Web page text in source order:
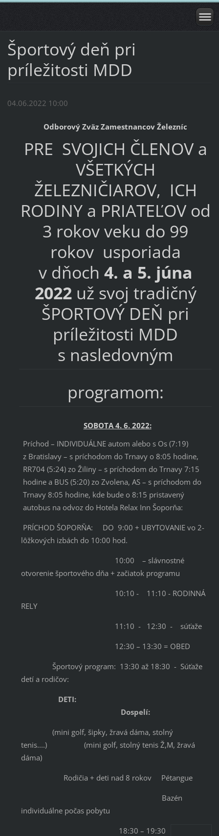
Športový deň pri
príležitosti MDD
04.06.2022 10:00
Odborový Zväz Zamestnancov Železníc
PRE SVOJICH ČLENOV a
VŠETKÝCH
ŽELEZNIČIAROV, ICH
RODINY a PRIATEĽOV od
3 rokov veku do 99
rokov usporiada
v dňoch 4. a 5. júna
2022už svoj tradičný
ŠPORTOVÝ DEŇ pri
príležitosti MDD
s nasledovným
programom:
SOBOTA 4. 6. 2022:
Príchod – INDIVIDUÁLNE autom alebo s Os (7:19)
z Bratislavy – s príchodom do Trnavy o 8:05 hodine,
RR704 (5:24) zo Žiliny – s príchodom do Trnavy 7:15
hodine a BUS (5:20) zo Zvolena, AS – s príchodom do
Trnavy 8:05 hodine, kde bude o 8:15 pristavený
autobus na odvoz do Hotela Relax Inn Šoporňa:
PRÍCHOD ŠOPORŇA: DO 9:00 + UBYTOVANIE vo 2-
lôžkových izbách do 10:00 hod.
10:00 – slávnostné
otvorenie športového dňa + začiatok programu
10:10 - 11:10 - RODINNÁ
RELY
11:10 - 12:30 - súťaže
12:30 – 13:30 = OBED
Športový program: 13:30 až 18:30 - Súťaže
detí a rodičov:
DETI:
Dospelí:
(mini golf, šipky, žravá dáma, stolný
tenis....) (mini golf, stolný tenis Ž,M, žravá
dáma)
Rodičia + deti nad 8 rokov Pétangue
Bazén
individuálne počas pobytu
18:30 – 19:30